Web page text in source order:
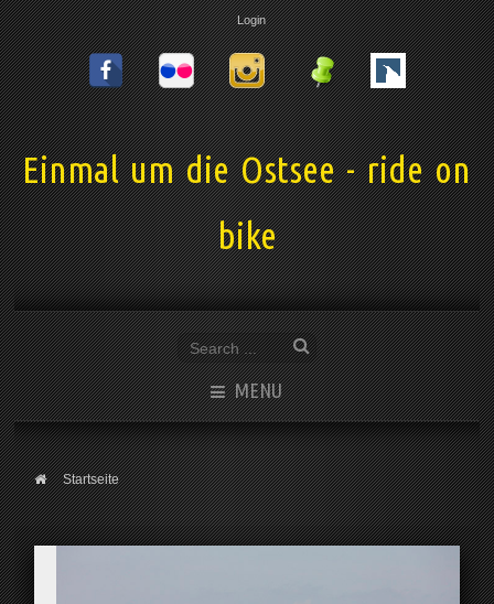
Login
Einmal um die Ostsee - ride on
bike
MENU
Startseite